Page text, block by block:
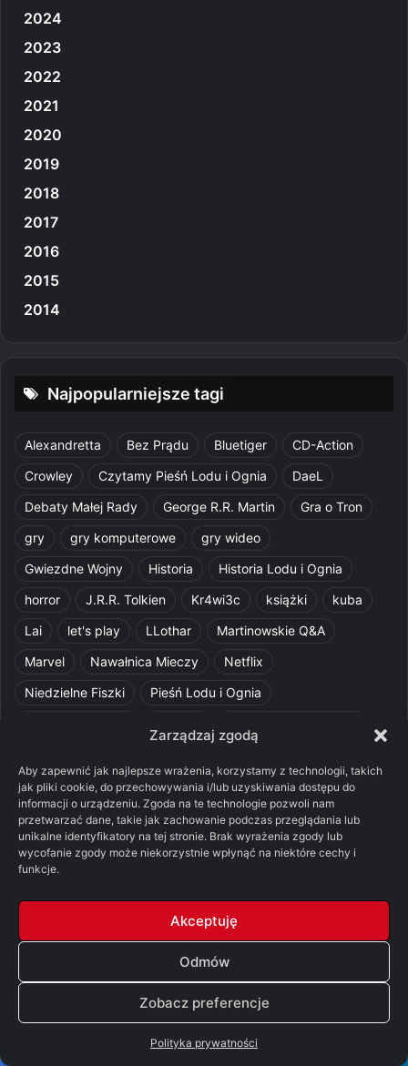
Zarządzaj zgodą
Aby zapewnić jak najlepsze wrażenia, korzystamy z technologii, takich
jak pliki cookie, do przechowywania i/lub uzyskiwania dostępu do
informacji o urządzeniu. Zgoda na te technologie pozwoli nam
przetwarzać dane, takie jak zachowanie podczas przeglądania lub
unikalne identyfikatory na tej stronie. Brak wyrażenia zgody lub
wycofanie zgody może niekorzystnie wpłynąć na niektóre cechy i
funkcje.
Akceptuję
Odmów
Zobacz preferencje
Polityka prywatności
2024
2023
2022
2021
2020
2019
2018
2017
2016
2015
2014
Najpopularniejsze tagi
Alexandretta Bez Prądu Bluetiger
CD-Action
Crowley
Czytamy Pieśń Lodu i Ognia
DaeL
Debaty Małej Rady
George R.R. Martin
Gra o Tron
gry
gry komputerowe
gry wideo
Gwiezdne Wojny
Historia
Historia Lodu i Ognia
horror
J.R.R. Tolkien Kr4wi3c książki
kuba
Lai
let's play LLothar
Martinowskie Q&A
Marvel
Nawałnica Mieczy
Netflix
Niedzielne Fiszki
Pieśń Lodu i Ognia
recenzja książki
Ród Smoka Silmarillion
SithFrog
Starcie Królów
Star Wars
Szalone Teorie
Tolkienowskie Q&A
Voo
Wieści z Cytadeli
Władca Pierścieni
Facebook
X YouTubeDiscord